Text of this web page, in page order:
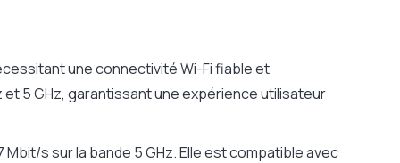
une connectivité Wi-Fi fiable et
5 GHz, garantissant une expérience utilisateur
s sur la bande 5 GHz. Elle est compatible avec